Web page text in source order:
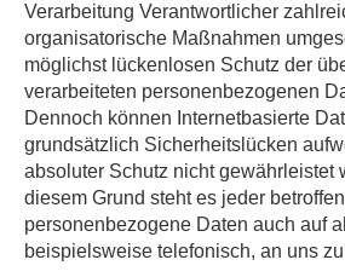
Verarbeitung Verantwortlicher
organisatorische Maßnahmen
möglichst lückenlosen Schutz der
verarbeiteten personenbezogenen
Dennoch können Internetbasierte
grundsätzlich Sicherheitslücken
absoluter Schutz nicht gewährleistet
diesem Grund steht es jeder
personenbezogene Daten auch auf
beispielsweise telefonisch, an uns